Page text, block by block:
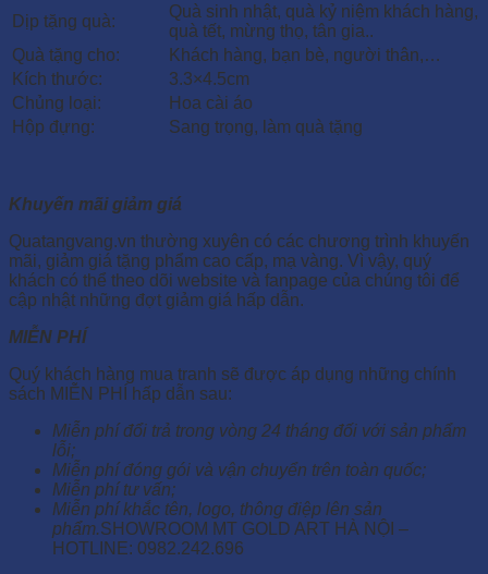
Dịp tặng quà:
Quà sinh nhật, quà kỷ niệm khách hàng,
quà tết, mừng thọ, tân gia..
Quà tặng cho:
Khách hàng, bạn bè, người thân,…
Kích thước:
3.3×4.5cm
Chủng loại:
Hoa cài áo
Hộp đựng:
Sang trọng, làm quà tặng
Khuyến mãi giảm giá
Quatangvang.vn thường xuyên có các chương trình khuyến
mãi, giảm giá tặng phẩm cao cấp, mạ vàng. Vì vậy, quý
khách có thể theo dõi website và fanpage của chúng tôi để
cập nhật những đợt giảm giá hấp dẫn.
MIỄN PHÍ
Quý khách hàng mua tranh sẽ được áp dụng những chính
sách MIỄN PHÍ hấp dẫn sau:
Miễn phí đổi trả trong vòng 24 tháng đối với sản phẩm
lỗi;
Miễn phí đóng gói và vận chuyển trên toàn quốc;
Miễn phí tư vấn;
Miễn phí khắc tên, logo, thông điệp lên sản
phẩm.SHOWROOM MT GOLD ART HÀ NỘI –
HOTLINE: 0982.242.696